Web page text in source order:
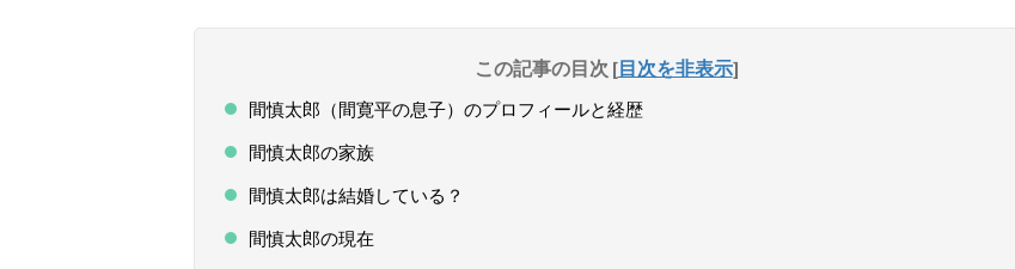
この記事の目次 [目次を非表示]
間慎太郎（間寛平の息子）のプロフィールと経歴
間慎太郎の家族
間慎太郎は結婚している？
間慎太郎の現在